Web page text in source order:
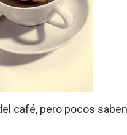
café, pero pocos